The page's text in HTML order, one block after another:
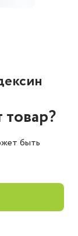
товар?
быть